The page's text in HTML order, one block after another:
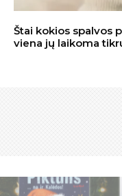
Štai kokios spalvos
viena jų laikoma